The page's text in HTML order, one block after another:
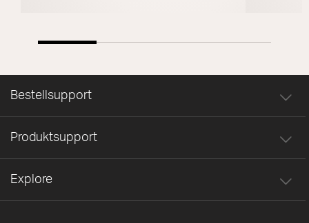
Bestellsupport
Produktsupport
Explore